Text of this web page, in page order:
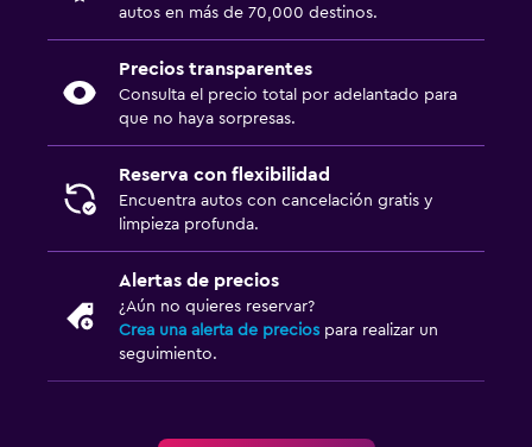
autos en más de 70,000 destinos.
Precios transparentes
Consulta el precio total por adelantado para
que no haya sorpresas.
Reserva con flexibilidad
Encuentra autos con cancelación gratis y
limpieza profunda.
Alertas de precios
¿Aún no quieres reservar?
Crea una alerta de precios para realizar un
seguimiento.